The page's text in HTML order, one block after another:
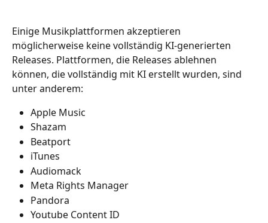
Einige Musikplattformen akzeptieren
möglicherweise keine vollständig KI-generierten
Releases. Plattformen, die Releases ablehnen
können, die vollständig mit KI erstellt wurden, sind
unter anderem:
Apple Music
Shazam
Beatport
iTunes
Audiomack
Meta Rights Manager
Pandora
Youtube Content ID